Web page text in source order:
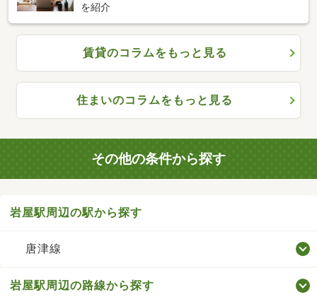
を紹介
賃貸のコラムをもっと見る
住まいのコラムをもっと見る
その他の条件から探す
岩屋駅周辺の駅から探す
唐津線
岩屋駅周辺の路線から探す